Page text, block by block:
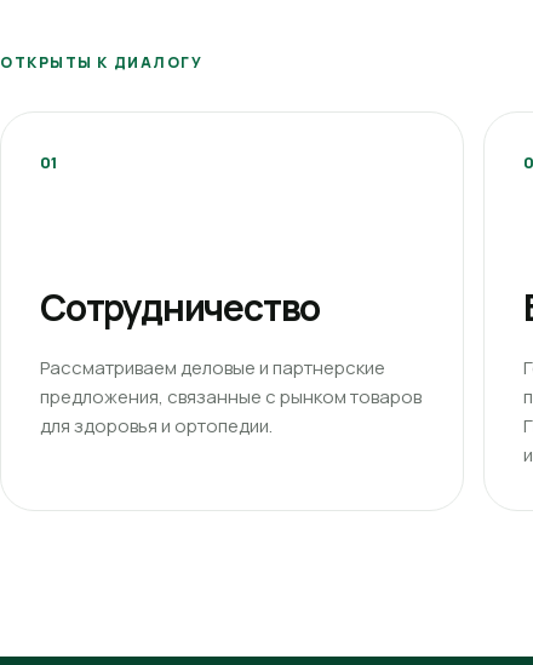
ОТКРЫТЫ К ДИАЛОГУ
01
Сотрудничество
Рассматриваем деловые и партнерские
предложения, связанные с рынком товаров
для здоровья и ортопедии.